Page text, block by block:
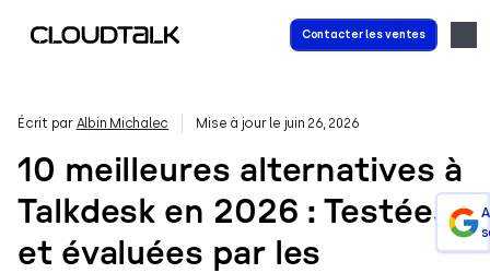
Contacter les ventes
Écrit par Albin Michalec Mise à jour le juin 26, 2026
10 meilleures alternatives à
Talkdesk en 2026 : Testées
et évaluées par les